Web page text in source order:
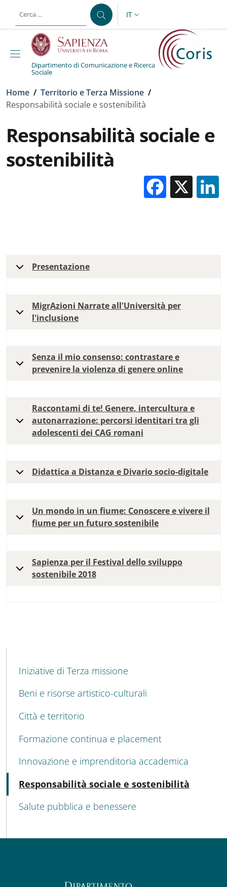
al contenuto principale
SELETTORE LINGUA:
IT
Dipartimento di Comunicazione e Ricerca
Sociale
Briciole di pane
Home / Territorio e Terza Missione /
Responsabilità sociale e sostenibilità
Responsabilità sociale e
sostenibilità
X
Presentazione
MigrAzioni Narrate all'Università per
l'inclusione
Senza il mio consenso: contrastare e
prevenire la violenza di genere online
Raccontami di te! Genere, intercultura e
autonarrazione: percorsi identitari tra gli
adolescenti dei CAG romani
Didattica a Distanza e Divario socio-digitale
Un mondo in un fiume: Conoscere e vivere il
fiume per un futuro sostenibile
Sapienza per il Festival dello sviluppo
sostenibile 2018
MENU CEV SECOND NAVIGATION
Iniziative di Terza missione
Beni e risorse artistico-culturali
Città e territorio
Formazione continua e placement
Innovazione e imprenditoria accademica
Responsabilità sociale e sostenibilità
Salute pubblica e benessere